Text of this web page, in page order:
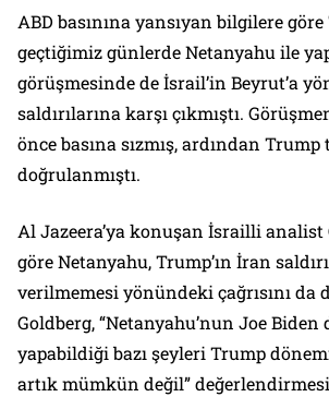
ABD basınına yansıyan bilgilere
geçtiğimiz günlerde Netanyahu ile
görüşmesinde de İsrail’in Beyrut’a
saldırılarına karşı çıkmıştı.
önce basına sızmış, ardından
doğrulanmıştı.
Al Jazeera’ya konuşan İsrailli analist
göre Netanyahu, Trump’ın İran
verilmemesi yönündeki çağrısını da
Goldberg, “Netanyahu’nun Joe
yapabildiği bazı şeyleri Trump
artık mümkün değil”